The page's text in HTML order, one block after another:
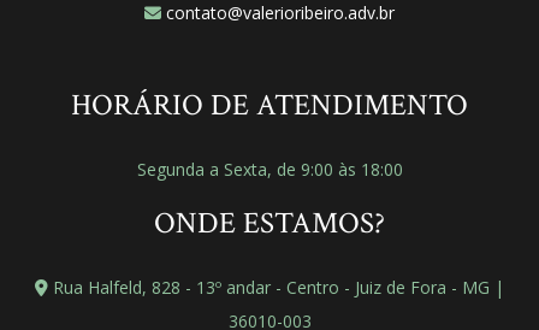
contato@valerioribeiro.adv.br
HORÁRIO DE ATENDIMENTO
Segunda a Sexta, de 9:00 às 18:00
ONDE ESTAMOS?
Rua Halfeld, 828 - 13º andar - Centro - Juiz de Fora - MG |
36010-003